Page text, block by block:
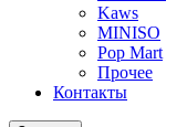
Kaws
MINISO
Pop Mart
Прочее
Контакты